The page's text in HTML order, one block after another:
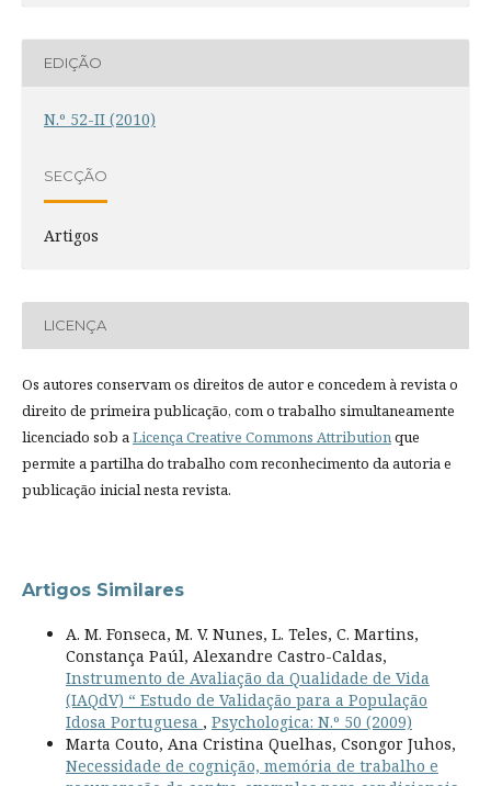
EDIÇÃO
N.º 52-II (2010)
SECÇÃO
Artigos
LICENÇA
Os autores conservam os direitos de autor e concedem à revista o
direito de primeira publicação, com o trabalho simultaneamente
licenciado sob aLicença Creative Commons Attributionque
permite a partilha do trabalho com reconhecimento da autoria e
publicação inicial nesta revista.
Artigos Similares
A. M. Fonseca, M. V. Nunes, L. Teles, C. Martins,
Constança Paúl, Alexandre Castro-Caldas,
Instrumento de Avaliação da Qualidade de Vida
(IAQdV) “ Estudo de Validação para a População
Idosa Portuguesa , Psychologica: N.º 50 (2009)
Marta Couto, Ana Cristina Quelhas, Csongor Juhos,
Necessidade de cognição, memória de trabalho e